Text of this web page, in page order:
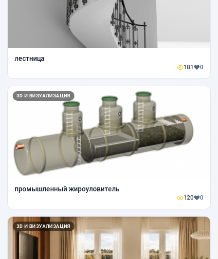
лестница
181 0
3D И ВИЗУАЛИЗАЦИЯ
промышленный жироуловитель
120 0
3D И ВИЗУАЛИЗАЦИЯ